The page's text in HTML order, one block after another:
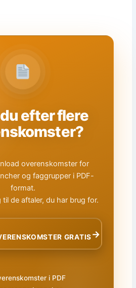
efter flere
overenskomster for
og faggrupper i PDF-
format.
til de aftaler, du har brug for.
GRATIS→
i PDF